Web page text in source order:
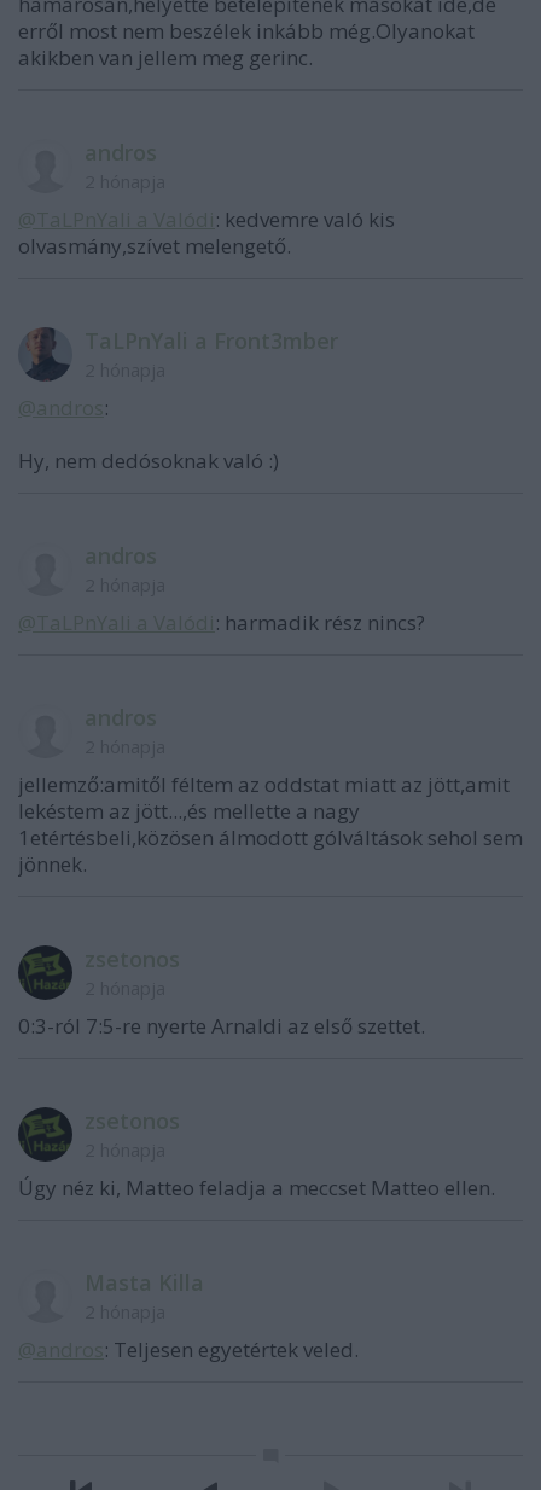
erről most nem beszélek inkább még.Olyanokat
akikben van jellem meg gerinc.
: kedvemre való kis
olvasmány,szívet melengető.
:
Hy, nem dedósoknak való :)
: harmadik rész nincs?
jellemző:amitől féltem az oddstat miatt az jött,amit
lekéstem az jött...,és mellette a nagy
1etértésbeli,közösen álmodott gólváltások sehol sem
jönnek.
0:3-ról 7:5-re nyerte Arnaldi az első szettet.
Úgy néz ki, Matteo feladja a meccset Matteo ellen.
: Teljesen egyetértek veled.